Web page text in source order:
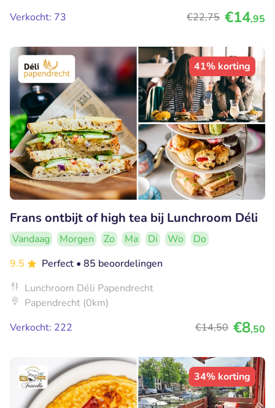
Verkocht: 73
€22,75 €14,95
41% korting
Frans ontbijt of high tea bij Lunchroom Déli
Vandaag Morgen Zo Ma Di Wo
Do
9.5
Perfect • 85 beoordelingen
Lunchroom Déli Papendrecht
Papendrecht (0km)
Verkocht: 222
€14,50 €8,50
34% korting